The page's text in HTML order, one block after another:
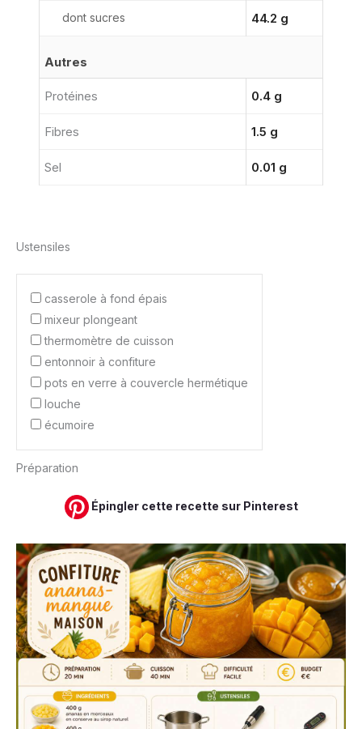
dont sucres 44.2 g
Autres
Protéines 0.4 g
Fibres 1.5 g
Sel 0.01 g
Ustensiles
casserole à fond épais
mixeur plongeant
thermomètre de cuisson
entonnoir à confiture
pots en verre à couvercle hermétique
louche
écumoire
Préparation
Épingler cette recette sur Pinterest